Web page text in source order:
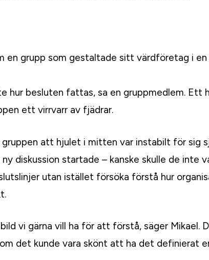
grupp som gestaltade sitt värdföretag i en
hur besluten fattas, sa en gruppmedlem. Ett
ett virrvarr av fjädrar.
att hjulet i mitten var instabilt för sig
diskussion startade – kanske skulle de inte
utan istället försöka förstå hur
vi gärna vill ha för att förstå, säger Mikael.
det kunde vara skönt att ha det definierat